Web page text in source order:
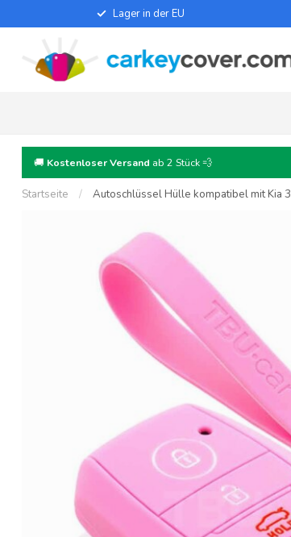
Lager in der EU
🚚 Kostenloser Versand ab 2 Stück 💨
Startseite / Autoschlüssel Hülle kompatibel mit Kia